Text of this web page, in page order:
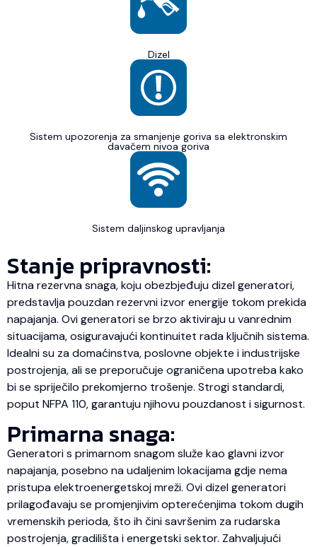
Dizel
Sistem upozorenja za smanjenje goriva sa elektronskim
davačem nivoa goriva
Sistem daljinskog upravljanja
Stanje pripravnosti:
Hitna rezervna snaga, koju obezbjeđuju dizel generatori,
predstavlja pouzdan rezervni izvor energije tokom prekida
napajanja. Ovi generatori se brzo aktiviraju u vanrednim
situacijama, osiguravajući kontinuitet rada ključnih sistema.
Idealni su za domaćinstva, poslovne objekte i industrijske
postrojenja, ali se preporučuje ograničena upotreba kako
bi se spriječilo prekomjerno trošenje. Strogi standardi,
poput NFPA 110, garantuju njihovu pouzdanost i sigurnost.
Primarna snaga:
Generatori s primarnom snagom služe kao glavni izvor
napajanja, posebno na udaljenim lokacijama gdje nema
pristupa elektroenergetskoj mreži. Ovi dizel generatori
prilagođavaju se promjenjivim opterećenjima tokom dugih
vremenskih perioda, što ih čini savršenim za rudarska
postrojenja, gradilišta i energetski sektor. Zahvaljujući